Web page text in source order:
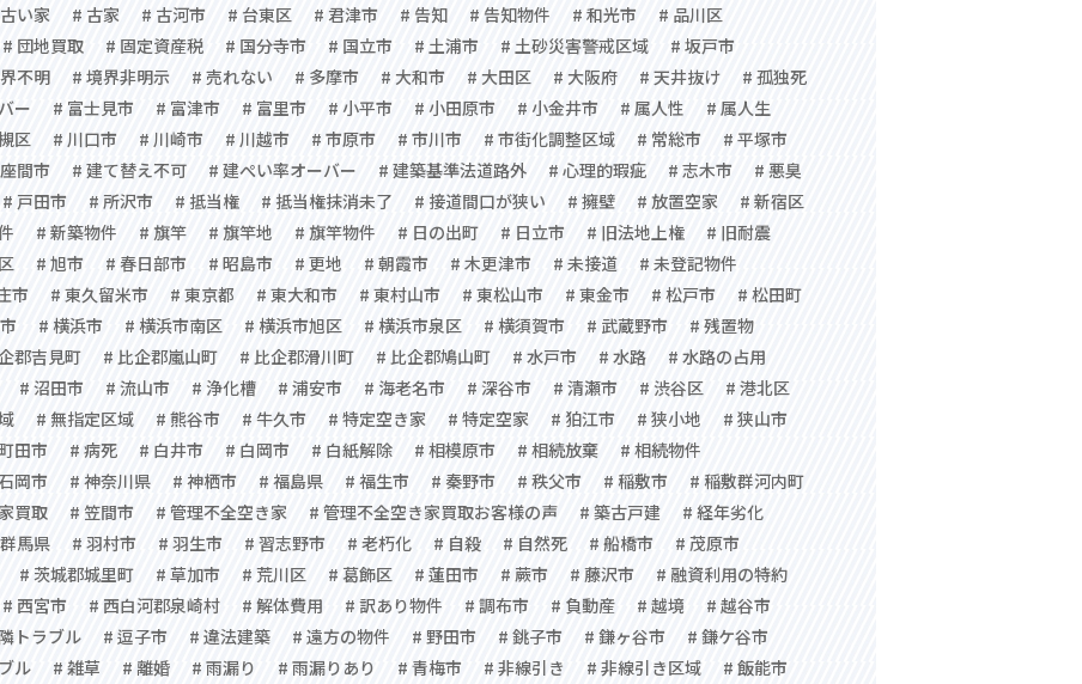
い家 # 古家 # 古河市 # 台東区 # 君津市 # 告知 # 告知物件 # 和光市
# 品川区
# 団地買取 # 固定資産税 # 国分寺市 # 国立市 # 土浦市 # 土砂災害警戒区域
# 坂戸市
不明 # 境界非明示 # 売れない # 多摩市 # 大和市 # 大田区 # 大阪府 # 天井抜け
# 孤独死
ー # 富士見市 # 富津市 # 富里市 # 小平市 # 小田原市 # 小金井市 # 属人性
# 属人生
区 # 川口市 # 川崎市 # 川越市 # 市原市 # 市川市 # 市街化調整区域 # 常総市
# 平塚市
間市 # 建て替え不可 # 建ぺい率オーバー # 建築基準法道路外 # 心理的瑕疵 # 志木市
# 悪臭
# 戸田市 # 所沢市 # 抵当権 # 抵当権抹消未了 # 接道間口が狭い # 擁壁 # 放置空家
# 新宿区
# 新築物件 # 旗竿 # 旗竿地 # 旗竿物件 # 日の出町 # 日立市 # 旧法地上権
# 旧耐震
# 旭市 # 春日部市 # 昭島市 # 更地 # 朝霞市 # 木更津市 # 未接道
# 未登記物件
市 # 東久留米市 # 東京都 # 東大和市 # 東村山市 # 東松山市 # 東金市 # 松戸市
# 松田町
# 横浜市 # 横浜市南区 # 横浜市旭区 # 横浜市泉区 # 横須賀市 # 武蔵野市
# 残置物
郡吉見町 # 比企郡嵐山町 # 比企郡滑川町 # 比企郡鳩山町 # 水戸市 # 水路
# 水路の占用
# 沼田市 # 流山市 # 浄化槽 # 浦安市 # 海老名市 # 深谷市 # 清瀬市 # 渋谷区
# 港北区
# 無指定区域 # 熊谷市 # 牛久市 # 特定空き家 # 特定空家 # 狛江市 # 狭小地
# 狭山市
田市 # 病死 # 白井市 # 白岡市 # 白紙解除 # 相模原市 # 相続放棄
# 相続物件
岡市 # 神奈川県 # 神栖市 # 福島県 # 福生市 # 秦野市 # 秩父市 # 稲敷市
# 稲敷群河内町
買取 # 笠間市 # 管理不全空き家 # 管理不全空き家買取お客様の声 # 築古戸建
# 経年劣化
馬県 # 羽村市 # 羽生市 # 習志野市 # 老朽化 # 自殺 # 自然死 # 船橋市
# 茂原市
# 茨城郡城里町 # 草加市 # 荒川区 # 葛飾区 # 蓮田市 # 蕨市 # 藤沢市
# 融資利用の特約
# 西宮市 # 西白河郡泉崎村 # 解体費用 # 訳あり物件 # 調布市 # 負動産 # 越境
# 越谷市
トラブル # 逗子市 # 違法建築 # 遠方の物件 # 野田市 # 銚子市 # 鎌ヶ谷市
# 鎌ケ谷市
ル # 雑草 # 離婚 # 雨漏り # 雨漏りあり # 青梅市 # 非線引き # 非線引き区域
# 飯能市